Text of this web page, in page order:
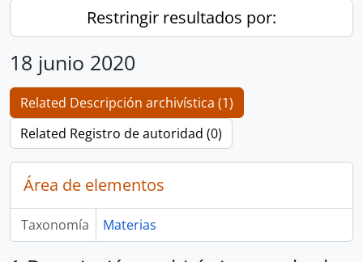
Restringir resultados por:
18 junio 2020
Related Descripción archivística (1)
Related Registro de autoridad (0)
Área de elementos
Taxonomía Materias